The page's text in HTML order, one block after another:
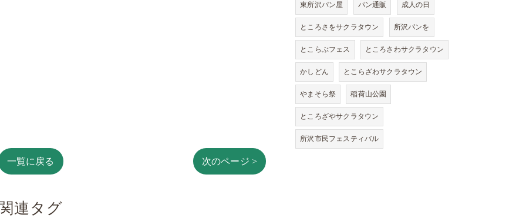
一覧に戻る 次のページ >
連タグ
東所沢パン屋 パン通販 成人の日
ところさをサクラタウン 所沢パンを
とこらぶフェス ところさわサクラタウン
かしどん とこらざわサクラタウン
やまそら祭 稲荷山公園
ところざやサクラタウン
所沢市民フェスティバル